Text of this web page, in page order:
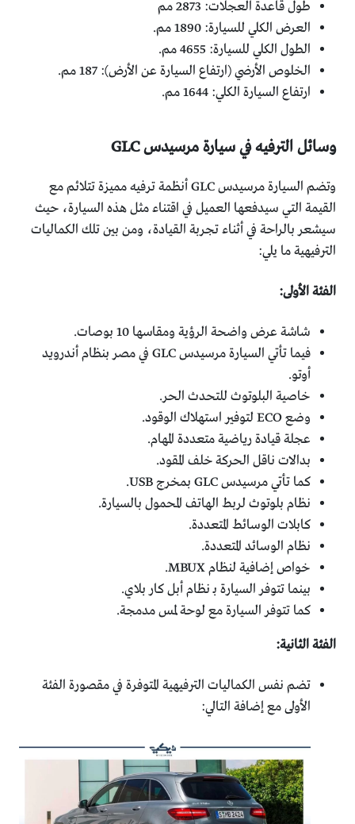
طول قاعدة العجلات: 2873 مم
العرض الكلي للسيارة: 1890 مم.
الطول الكلي للسيارة: 4655 مم.
الخلوص الأرضي (ارتفاع السيارة عن الأرض): 187 مم.
ارتفاع السيارة الكلي: 1644 مم.
وسائل الترفيه في سيارة مرسيدس GLC
وتضم السيارة مرسيدس GLC أنظمة ترفيه مميزة تتلائم مع
القيمة التي سيدفعها العميل في اقتناء مثل هذه السيارة، حيث
سيشعر بالراحة في أثناء تجربة القيادة، ومن بين تلك الكماليات
الترفيهية ما يلي:
الفئة الأولى:
شاشة عرض واضحة الرؤية ومقاسها 10 بوصات.
فيما تأتي السيارة مرسيدس GLC في مصر بنظام أندرويد
أوتو.
خاصية البلوتوث للتحدث الحر.
وضع ECO لتوفير استهلاك الوقود.
عجلة قيادة رياضية متعددة المهام.
بدالات ناقل الحركة خلف المقود.
كما تأتي مرسيدس GLC بمخرج USB.
نظام بلوتوث لربط الهاتف المحمول بالسيارة.
كابلات الوسائط المتعددة.
نظام الوسائد المتعددة.
خواص إضافية لنظام MBUX.
بينما تتوفر السيارة بـ نظام أبل كار بلاي.
كما تتوفر السيارة مع لوحة لمس مدمجة.
الفئة الثانية:
تضم نفس الكماليات الترفيهية المتوفرة في مقصورة الفئة
الأولى مع إضافة التالي: